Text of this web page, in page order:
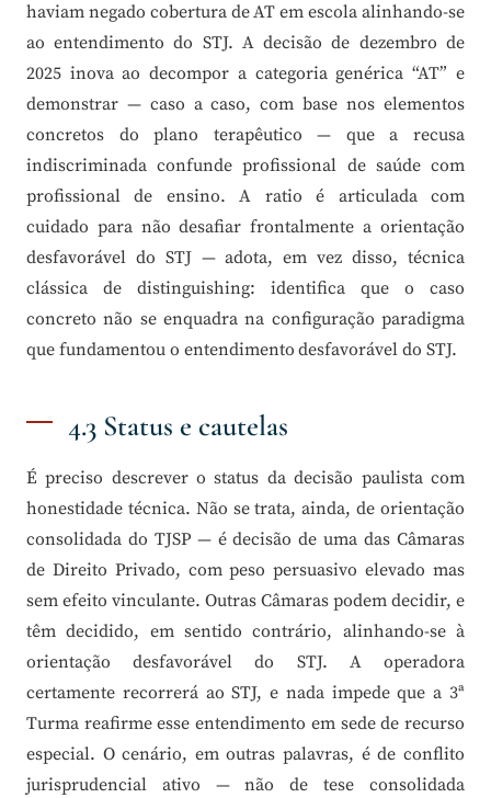
haviam negado cobertura de AT em escola alinhando-se
ao entendimento do STJ. A decisão de dezembro de
2025 inova ao decompor a categoria genérica “AT” e
demonstrar — caso a caso, com base nos elementos
concretos do plano terapêutico — que a recusa
indiscriminada confunde profissional de saúde com
profissional de ensino. A ratio é articulada com
cuidado para não desafiar frontalmente a orientação
desfavorável do STJ — adota, em vez disso, técnica
clássica de distinguishing: identifica que o caso
concreto não se enquadra na configuração paradigma
que fundamentou o entendimento desfavorável do STJ.
4.3 Status e cautelas
É preciso descrever o status da decisão paulista com
honestidade técnica. Não se trata, ainda, de orientação
consolidada do TJSP — é decisão de uma das Câmaras
de Direito Privado, com peso persuasivo elevado mas
sem efeito vinculante. Outras Câmaras podem decidir, e
têm decidido, em sentido contrário, alinhando-se à
orientação desfavorável do STJ. A operadora
certamente recorrerá ao STJ, e nada impede que a 3ª
Turma reafirme esse entendimento em sede de recurso
especial. O cenário, em outras palavras, é de conflito
jurisprudencial ativo — não de tese consolidada